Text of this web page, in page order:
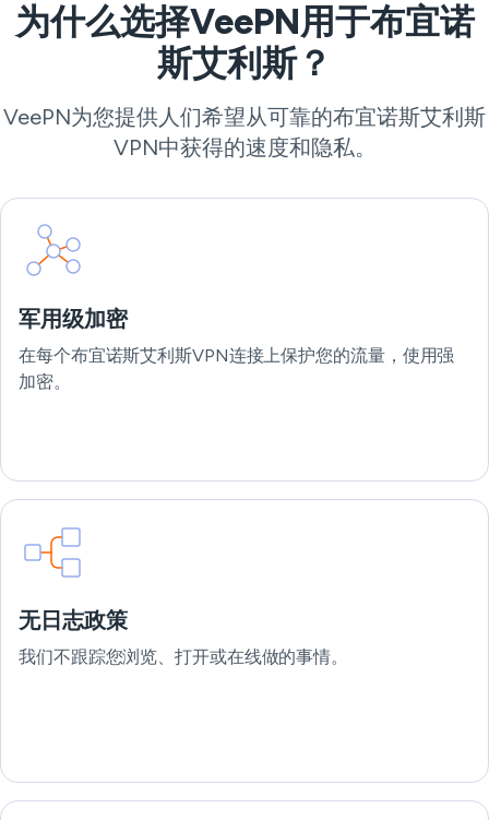
为什么选择VeePN用于布宜诺
斯艾利斯？
VeePN为您提供人们希望从可靠的布宜诺斯艾利斯
VPN中获得的速度和隐私。
军用级加密
在每个布宜诺斯艾利斯VPN连接上保护您的流量，使用强
加密。
无日志政策
我们不跟踪您浏览、打开或在线做的事情。